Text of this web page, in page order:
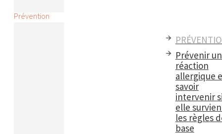
Prévention
Prévenir
réaction
allergique
savoir
intervenir
elle
les règles
base